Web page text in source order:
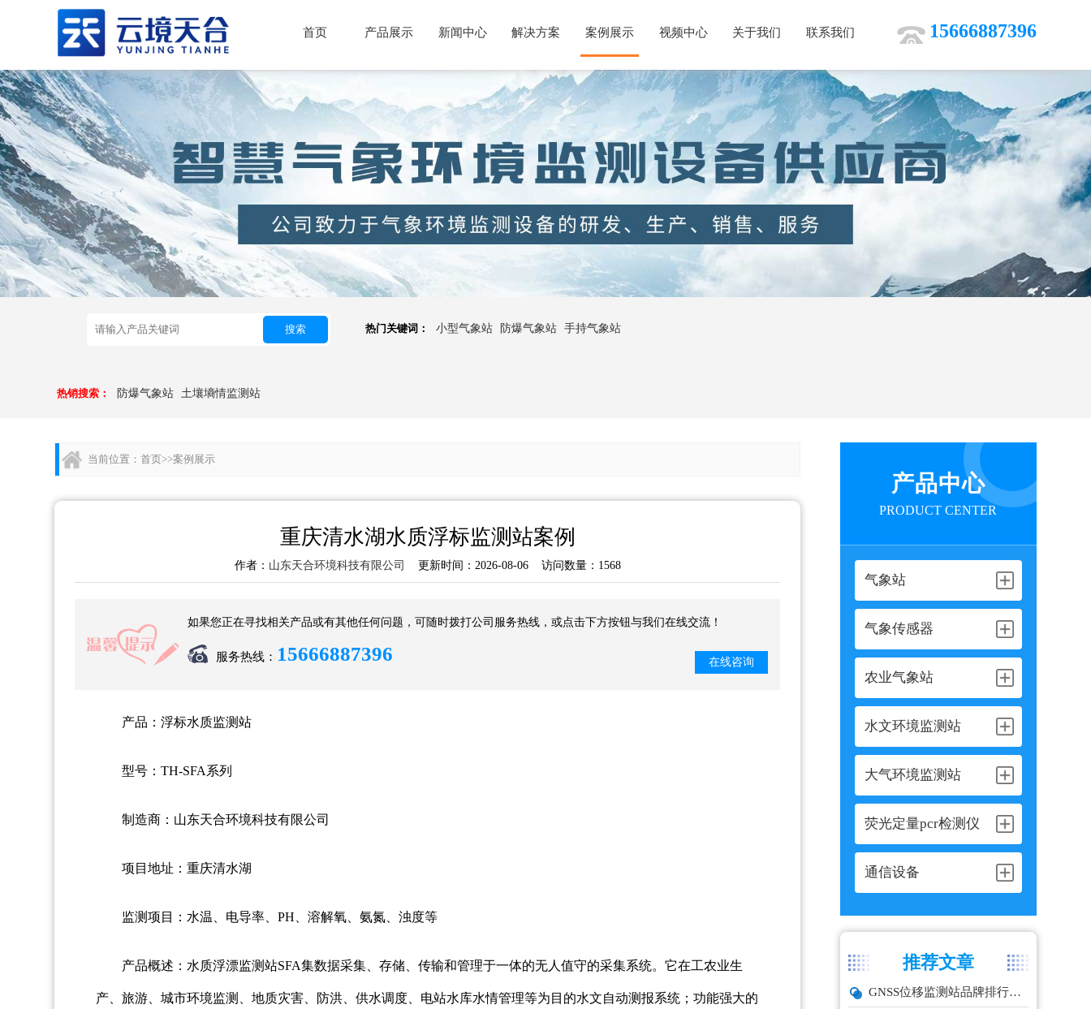
15666887396
首页 产品展示 新闻中心 解决方案 案例展示 视频中心 关于我们 联系我们
搜索 热门关键词： 小型气象站 防爆气象站 手持气象站
热销搜索： 防爆气象站 土壤墒情监测站
产品中心
PRODUCT CENTER
气象站
气象传感器
农业气象站
水文环境监测站
大气环境监测站
荧光定量pcr检测仪
通信设备
推荐文章
GNSS位移监测站品牌排行与选型推荐
当前位置：首页>>案例展示
重庆清水湖水质浮标监测站案例
作者： 山东天合环境科技有限公司 更新时间：2026-08-06 访问数量：1568
如果您正在寻找相关产品或有其他任何问题，可随时拨打公司服务热线，或点击下方按钮与我们在线交流！
服务热线： 15666887396 在线咨询
产品：浮标水质监测站
型号：TH-SFA系列
制造商：山东天合环境科技有限公司
项目地址：重庆清水湖
监测项目：水温、电导率、PH、溶解氧、氨氮、浊度等
产品概述：水质浮漂监测站SFA集数据采集、存储、传输和管理于一体的无人值守的采集系统。它在工农业生
产、旅游、城市环境监测、地质灾害、防洪、供水调度、电站水库水情管理等为目的水文自动测报系统；功能强大的